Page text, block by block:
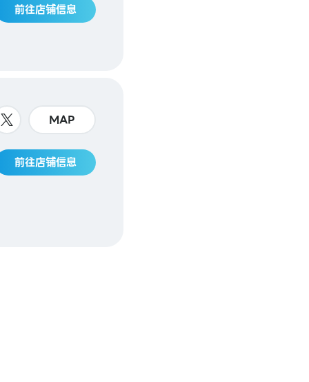
前往店铺信息
MAP
前往店铺信息